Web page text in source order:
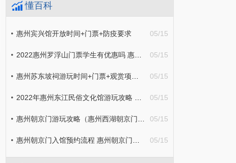
懂百科
05/15
惠州宾兴馆开放时间+门票+防疫要求
05/15
2022惠州罗浮山门票学生有优惠吗 惠州罗浮山收门票吗
05/15
惠州苏东坡祠游玩时间+门票+观赏项目 惠州苏东坡祠每天开放时间
05/15
2022年惠州东江民俗文化馆游玩攻略 惠州民俗博物馆
05/15
惠州朝京门游玩攻略（惠州西湖朝京门）|世界即时
05/15
惠州朝京门入馆预约流程 惠州朝京门位置